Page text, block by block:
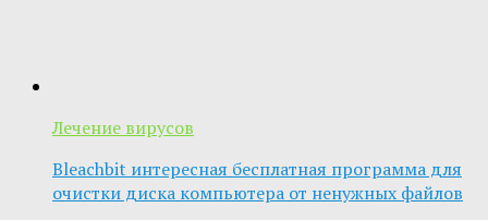
Лечение вирусов
Bleachbit интересная бесплатная программа для
очистки диска компьютера от ненужных файлов